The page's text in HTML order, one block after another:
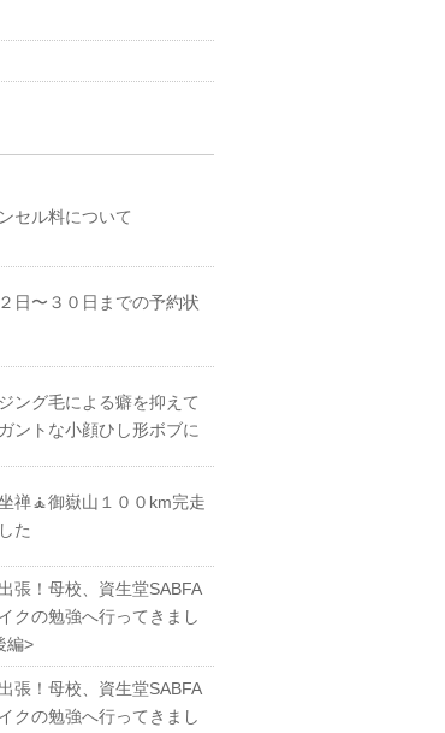
セル料について
日〜３０日までの予約状
ング毛による癖を抑えて
ントな小顔ひし形ボブに
禅🧘御嶽山１００km完走
た
張！母校、資生堂SABFA
クの勉強へ行ってきまし
編>
張！母校、資生堂SABFA
クの勉強へ行ってきまし